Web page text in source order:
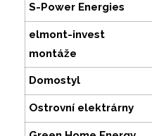
S-Power Energies
elmont-invest
montáže
Domostyl
Ostrovní elektrárny